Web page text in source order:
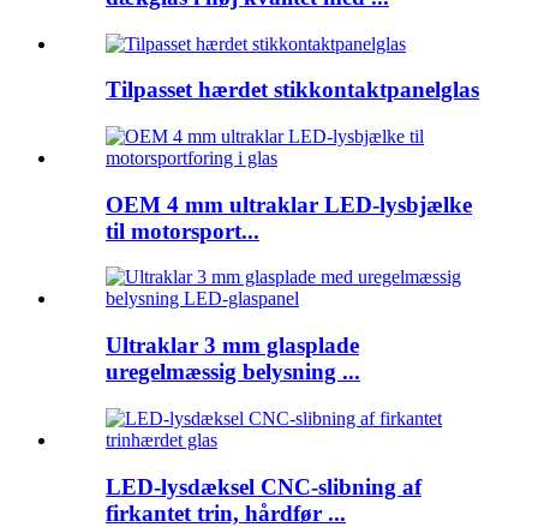
Tilpasset hærdet stikkontaktpanelglas
OEM 4 mm ultraklar LED-lysbjælke
til motorsport...
Ultraklar 3 mm glasplade
uregelmæssig belysning ...
LED-lysdæksel CNC-slibning af
firkantet trin, hårdfør ...